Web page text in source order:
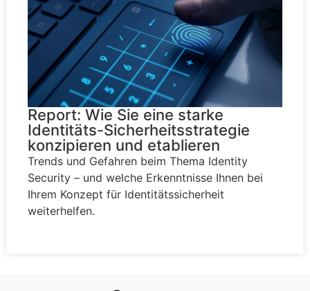
Report: Wie Sie eine starke
Identitäts-Sicherheitsstrategie
konzipieren und etablieren
Trends und Gefahren beim Thema Identity
Security – und welche Erkenntnisse Ihnen bei
Ihrem Konzept für Identitätssicherheit
weiterhelfen.